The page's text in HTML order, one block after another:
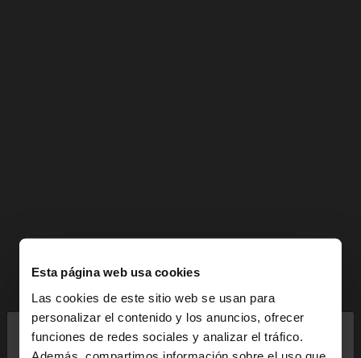
Esta página web usa cookies
Las cookies de este sitio web se usan para
personalizar el contenido y los anuncios, ofrecer
funciones de redes sociales y analizar el tráfico.
hola